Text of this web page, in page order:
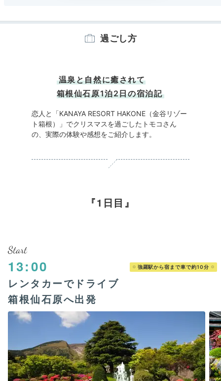
過ごし方
温泉と自然に癒されて
箱根仙石原1泊2日の宿泊記
恋人と「KANAYA RESORT HAKONE（金谷リゾー
ト箱根）」でクリスマスを過ごしたトモコさん
の、実際の体験や感想をご紹介します。
1日目
Start
13:00 強羅駅から宿まで車で約10分
レンタカーでドライブ
箱根仙石原へ出発